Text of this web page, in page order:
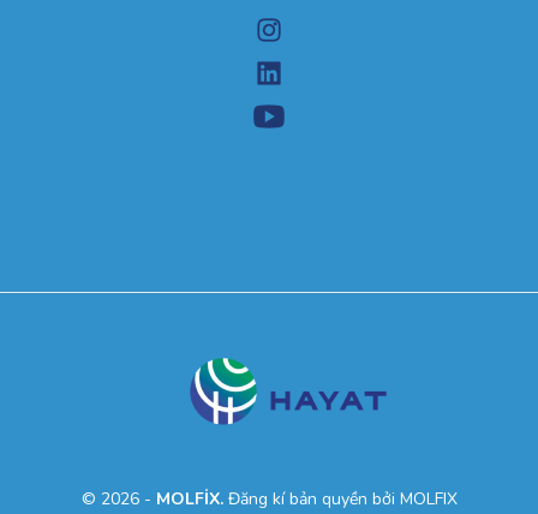
© 2026 - MOLFİX.Đăng kí bản quyền bởi MOLFIX